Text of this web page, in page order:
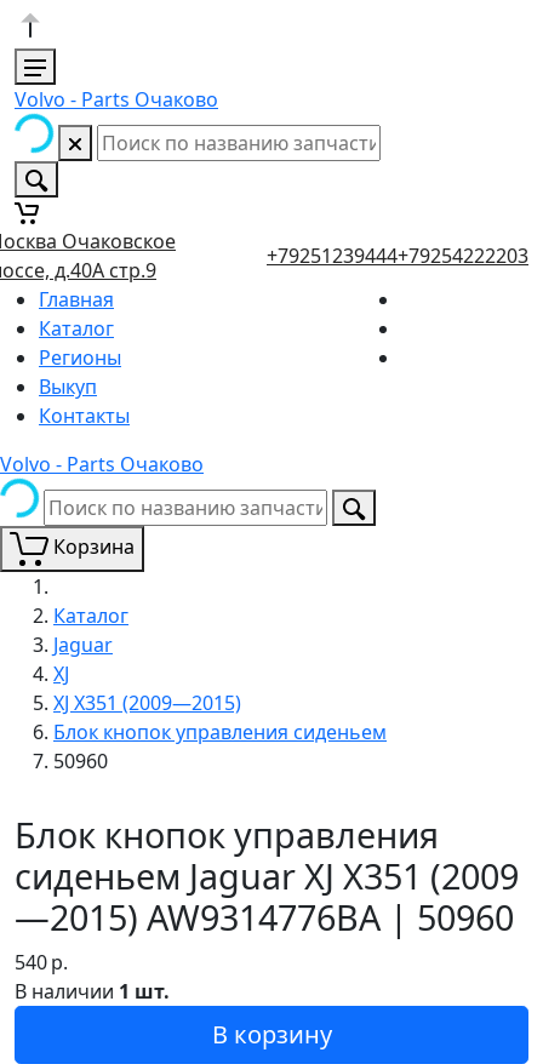
Volvo - Parts Очаково
Очаковское
д.40А стр.9
+79251239444+79254222203
Главная
Каталог
Регионы
Выкуп
Контакты
Volvo - Parts Очаково
Корзина
Каталог
Jaguar
XJ
XJ X351 (2009—2015)
Блок кнопок управления сиденьем
50960
Блок кнопок управления
сиденьем Jaguar XJ X351 (2009
—2015) AW9314776BA | 50960
540р.
В наличии 1 шт.
В корзину